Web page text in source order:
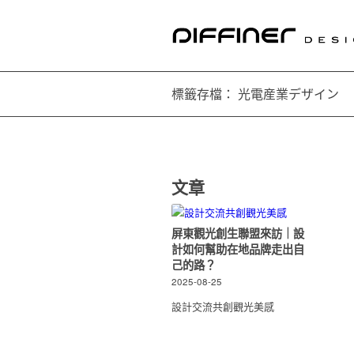
標籤存檔： 光電産業デザイン
文章
屏東觀光創生聯盟來訪｜設
計如何幫助在地品牌走出自
己的路？
2025-08-25
設計交流共創觀光美感